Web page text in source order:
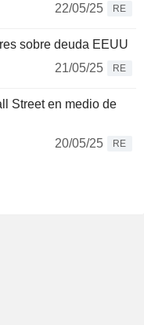
22/05/25
RE
sobre deuda EEUU
21/05/25
RE
Street en medio de
20/05/25
RE